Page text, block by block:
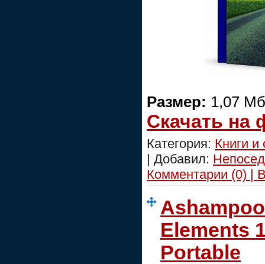
Размер: 1,07 Мб
Скачать на
Категория: Книги и
| Добавил:
Комментарии (0) |
Elements
Portable